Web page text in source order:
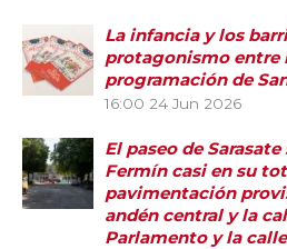
La infancia y los
protagonismo entre
programación de
16:00 24 Jun 2026
El paseo de Sarasate
Fermín casi en su
pavimentación
andén central y la
Parlamento y la